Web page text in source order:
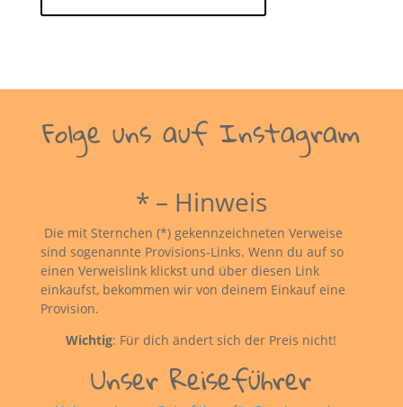
Folge uns auf Instagram
* – Hinweis
Die mit Sternchen (*) gekennzeichneten Verweise
sind sogenannte Provisions-Links. Wenn du auf so
einen Verweislink klickst und über diesen Link
einkaufst, bekommen wir von deinem Einkauf eine
Provision.
Wichtig: Für dich ändert sich der Preis nicht!
Unser Reiseführer